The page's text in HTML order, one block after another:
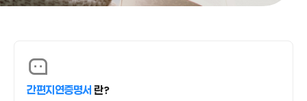
간편지연증명서란?